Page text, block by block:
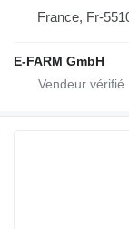
France, Fr-
E-FARM GmbH